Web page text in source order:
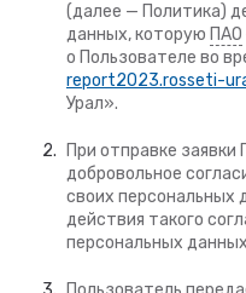
(далее — Политика)
данных, которую ПАО
о Пользователе во
report2023.rosseti-
Урал».
При отправке заявки
добровольное
своих персональных
действия такого
персональных